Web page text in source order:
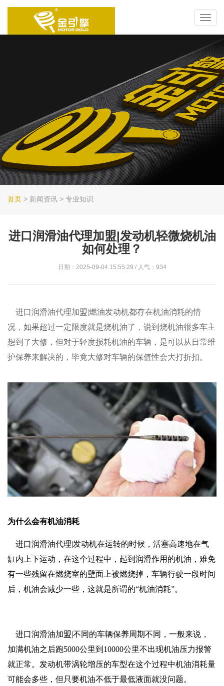
首页 > 新闻资讯 > 专业知识
进口润滑油代理加盟|发动机轻微烧机油
如何处理？
日期：2025-09-04 15:55:29 / 人气：934
进口润滑油代理加盟|燃油发动机都存在机油消耗的情
况，如果超过一定限度就是烧机油了，说到烧机油很多车主
想到了大修，但对于轻度损耗机油的车辆，是可以从日常维
护保养来解决的，毕竟大修对车辆的保值性会大打折扣。
为什么会有机油消耗
进口润滑油代理|发动机在运转的时候，活塞高速地在气
缸内上下运动，在这个过程中，起到润滑作用的机油，难免
有一些残留在燃烧室的壁面上被燃烧掉，车辆行驶一段时间
后，机油会减少一些，这就是所谓的“机油消耗”。
进口润滑油加盟|不同的车辆保养周期不同，一般来说，
加满机油之后跑5000公里到10000公里不出现机油压力报警
就正常。发动机带涡轮增压的车型在这个过程中机油消耗量
可能会多些，但只要机油不低于最低液面就没问题。